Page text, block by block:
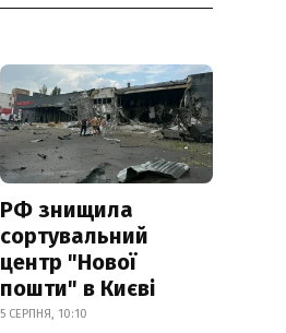
РФ знищила
сортувальний
центр "Нової
пошти" в Києві
5 СЕРПНЯ, 10:10